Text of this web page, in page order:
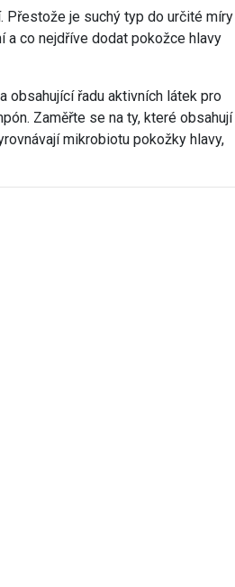
je suchý typ do určité míry
a co nejdříve dodat pokožce hlavy
obsahující řadu aktivních látek pro
Zaměřte se na ty, které obsahují
mikrobiotu pokožky hlavy,